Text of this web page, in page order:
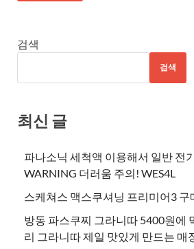
검색
검색
최신 글
파나소닉 세척액 이용해서 일반 전
WARNING 더러움 주의! WES4L
스케쳐스 맥스쿠셔닝 프리미어3 구
방동 파스쿠찌 그라니따 5400원에
리 그라니따 제일 맛있게 만드는 매